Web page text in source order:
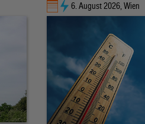
6. August 2026, Wien